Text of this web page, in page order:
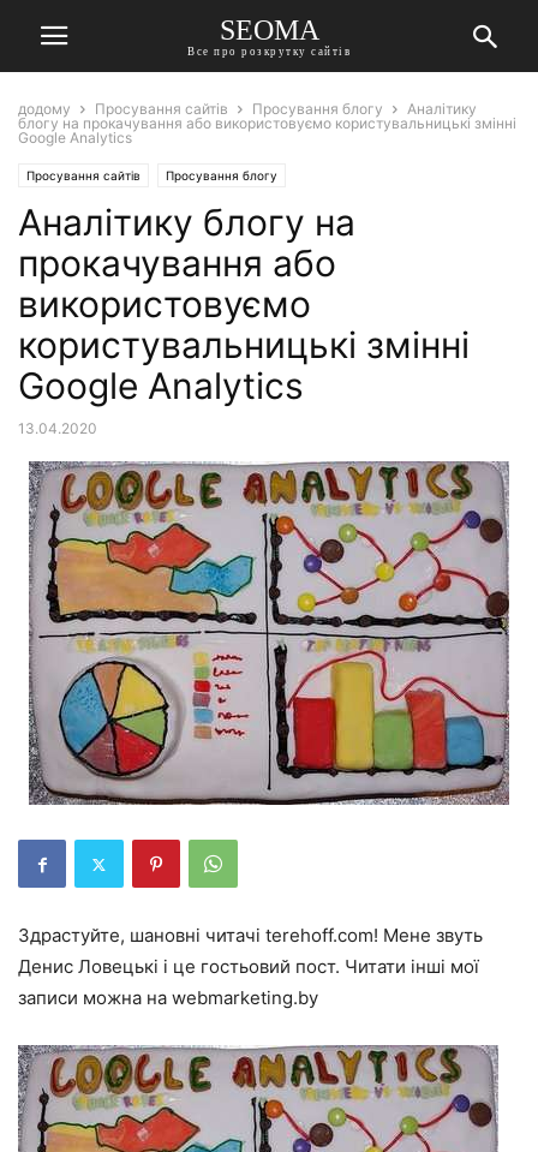
SEOMA
Все про розкрутку сайтів
додому Просування сайтів Просування блогу
Аналітику
блогу на прокачування або використовуємо користувальницькі змінні
Google Analytics
Просування сайтів Просування блогу
Аналітику блогу на
прокачування або
використовуємо
користувальницькі змінні
Google Analytics
13.04.2020
Здрастуйте, шановні читачі terehoff.com! Мене звуть
Денис Ловецькі і це гостьовий пост. Читати інші мої
записи можна на webmarketing.by